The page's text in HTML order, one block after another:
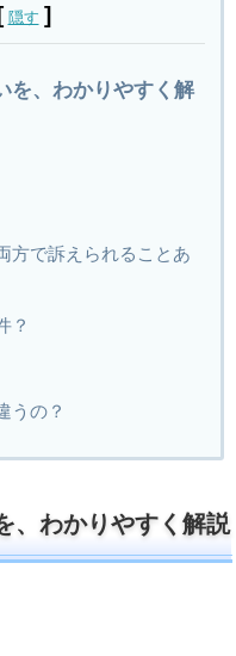
隠す ]
を、わかりやすく解
方で訴えられることあ
？
うの？
、わかりやすく解説